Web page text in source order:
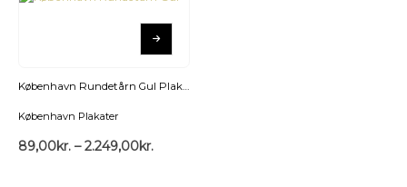
København Plakater
89,00kr. – 2.249,00kr.